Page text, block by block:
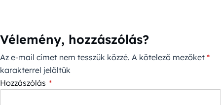
Vélemény, hozzászólás?
Az e-mail címet nem tesszük közzé. A kötelező mezőket *
karakterrel jelöltük
Hozzászólás *